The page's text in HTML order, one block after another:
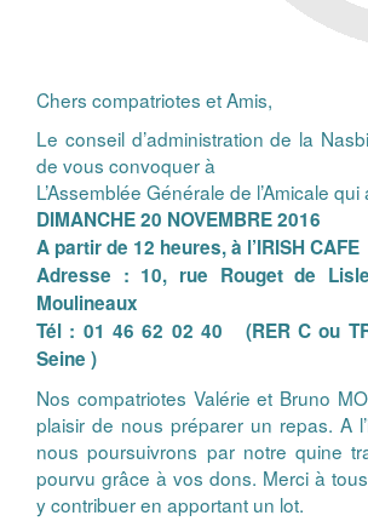
Chers compatriotes et Amis,
Le conseil d’administration de la
de vous convoquer à
L’Assemblée Générale de l’Amicale
DIMANCHE 20 NOVEMBRE 2016
A partir de 12 heures, à l’IRISH CAFE
Adresse : 10, rue Rouget de
Moulineaux
Tél : 01 46 62 02 40 (RER C ou
Seine )
Nos compatriotes Valérie et Bruno
plaisir de nous préparer un repas. A
nous poursuivrons par notre quine
pourvu grâce à vos dons. Merci à
y contribuer en apportant un lot.